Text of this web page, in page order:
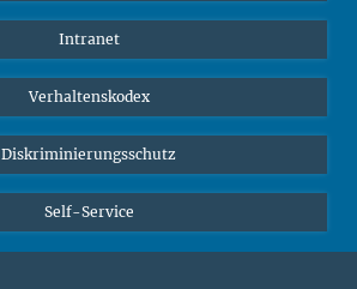
Intranet
Verhaltenskodex
Diskriminierungsschutz
Self-Service